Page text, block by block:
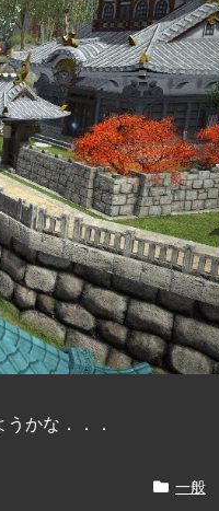
かな．．．
一般